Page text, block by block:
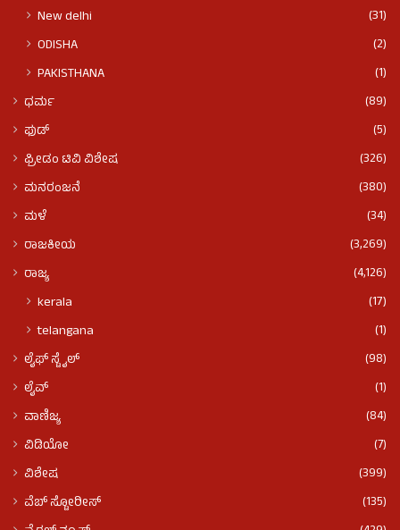
New delhi
(31)
ODISHA
(2)
PAKISTHANA
(1)
ಧರ್ಮ
(89)
ಫುಡ್​​
(5)
ಫ್ರೀಡಂ ಟಿವಿ ವಿಶೇಷ
(326)
ಮನರಂಜನೆ
(380)
ಮಳೆ
(34)
ರಾಜಕೀಯ
(3,269)
ರಾಜ್ಯ
(4,126)
kerala
(17)
telangana
(1)
ಲೈಫ್ ಸ್ಟೈಲ್
(98)
ಲೈವ್
(1)
ವಾಣಿಜ್ಯ
(84)
ವಿಡಿಯೋ
(7)
ವಿಶೇಷ
(399)
ವೆಬ್ ಸ್ಟೋರೀಸ್
(135)